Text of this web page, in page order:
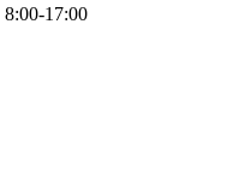
8:00-17:00